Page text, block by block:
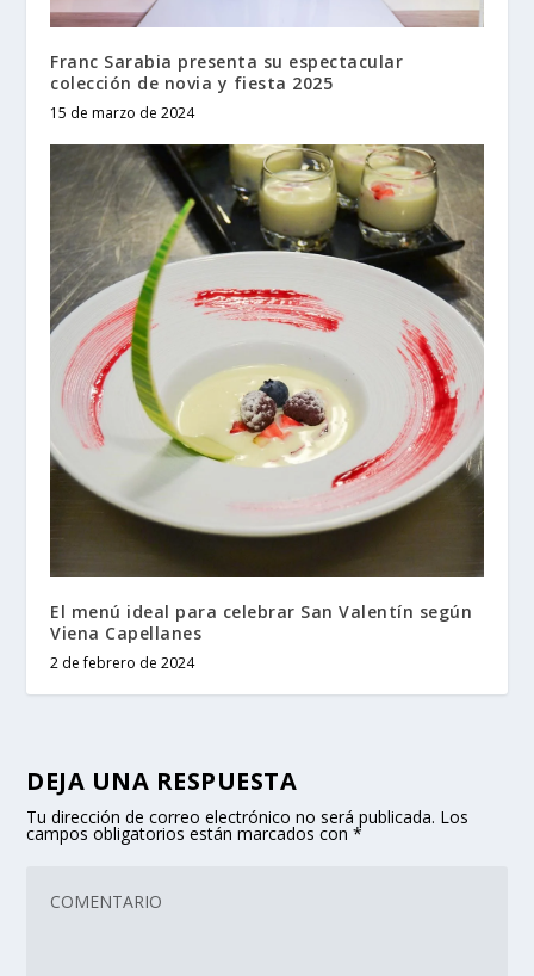
Franc Sarabia presenta su espectacular
colección de novia y fiesta 2025
15 de marzo de 2024
El menú ideal para celebrar San Valentín según
Viena Capellanes
2 de febrero de 2024
DEJA UNA RESPUESTA
Tu dirección de correo electrónico no será publicada. Los
campos obligatorios están marcados con*